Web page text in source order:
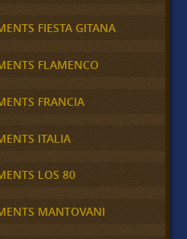
FIESTA GITANA
FLAMENCO
FRANCIA
ITALIA
LOS 80
MANTOVANI